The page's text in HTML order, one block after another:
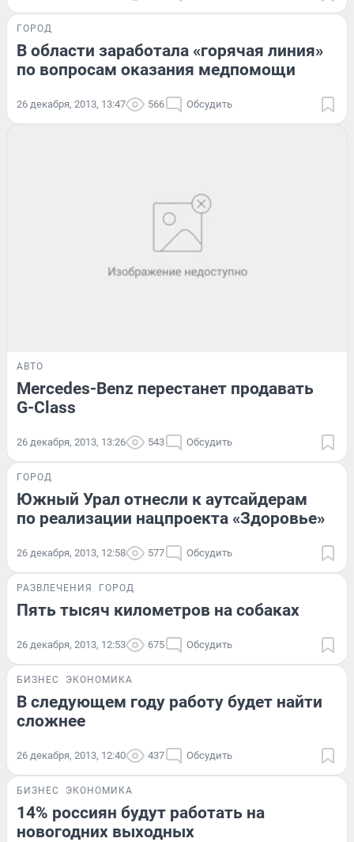
ГОРОД
В области заработала «горячая линия»
по вопросам оказания медпомощи
26 декабря, 2013, 13:47 566 Обсудить
АВТО
Mercedes-Benz перестанет продавать
G-Class
26 декабря, 2013, 13:26 543 Обсудить
ГОРОД
Южный Урал отнесли к аутсайдерам
по реализации нацпроекта «Здоровье»
26 декабря, 2013, 12:58 577 Обсудить
РАЗВЛЕЧЕНИЯ ГОРОД
Пять тысяч километров на собаках
26 декабря, 2013, 12:53 675 Обсудить
БИЗНЕС ЭКОНОМИКА
В следующем году работу будет найти
сложнее
26 декабря, 2013, 12:40 437 Обсудить
БИЗНЕС ЭКОНОМИКА
14% россиян будут работать на
новогодних выходных